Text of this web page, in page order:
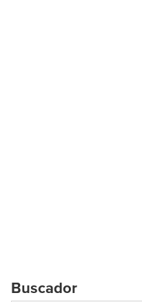
Buscador